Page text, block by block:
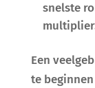
snelste
Een
te